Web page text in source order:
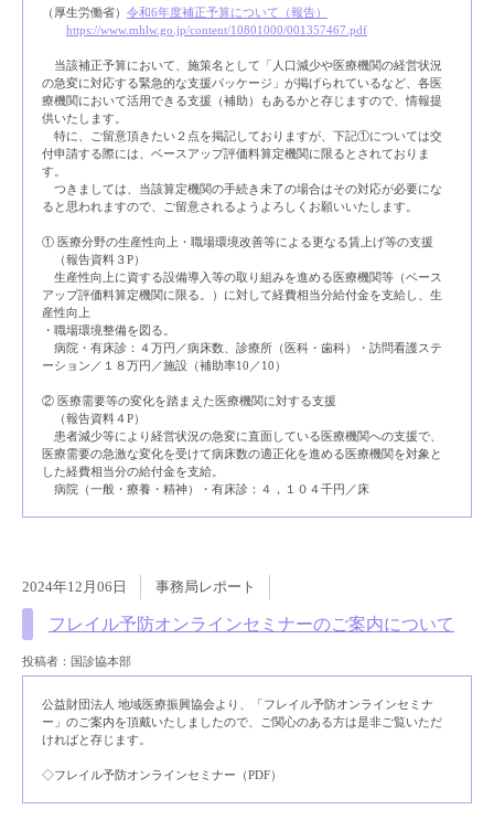
（厚生労働省） 令和6年度補正予算について（報告）
https://www.mhlw.go.jp/content/10801000/001357467.pdf
当該補正予算において、施策名として「人口減少や医療機関の経営状況
の急変に対応する緊急的な支援パッケージ」が掲げられているなど、各医
療機関において活用できる支援（補助）もあるかと存じますので、情報提
供いたします。
特に、ご留意頂きたい２点を掲記しておりますが、下記①については交
付申請する際には、ベースアップ評価料算定機関に限るとされておりま
す。
つきましては、当該算定機関の手続き未了の場合はその対応が必要にな
ると思われますので、ご留意されるようよろしくお願いいたします。
① 医療分野の生産性向上・職場環境改善等による更なる賃上げ等の支援
（報告資料３P）
生産性向上に資する設備導入等の取り組みを進める医療機関等（ベース
アップ評価料算定機関に限る。）に対して経費相当分給付金を支給し、生
産性向上
・職場環境整備を図る。
病院・有床診：４万円／病床数、診療所（医科・歯科）・訪問看護ステ
ーション／１８万円／施設（補助率10／10）
② 医療需要等の変化を踏まえた医療機関に対する支援
（報告資料４P）
患者減少等により経営状況の急変に直面している医療機関への支援で、
医療需要の急激な変化を受けて病床数の適正化を進める医療機関を対象と
した経費相当分の給付金を支給。
病院（一般・療養・精神）・有床診：４，１０４千円／床
2024年12月06日 事務局レポート
フレイル予防オンラインセミナーのご案内について
投稿者：国診協本部
公益財団法人 地域医療振興協会より、「フレイル予防オンラインセミナ
ー」のご案内を頂戴いたしましたので、ご関心のある方は是非ご覧いただ
ければと存じます。
◇フレイル予防オンラインセミナー（PDF）